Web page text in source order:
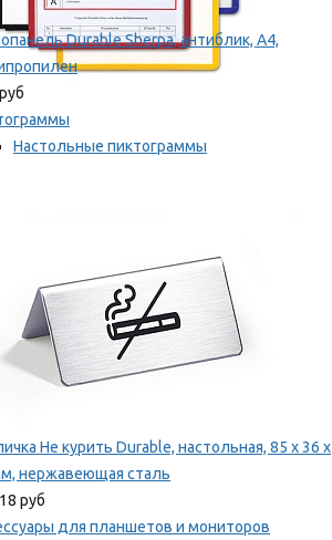
Durable Sherpa, антиблик, А4,
Настольные пиктограммы
Не курить Durable, настольная, 85 x 36 x
нержавеющая сталь
руб
для планшетов и мониторов